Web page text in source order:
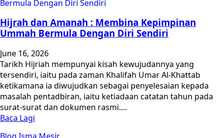
Hijrah dan Amanah : Membina Kepimpinan
Ummah Bermula Dengan Diri Sendiri
June 16, 2026
Tarikh Hijriah mempunyai kisah kewujudannya yang
tersendiri, iaitu pada zaman Khalifah Umar Al-Khattab
ketikamana ia diwujudkan sebagai penyelesaian kepada
masalah pentadbiran, iaitu ketiadaan catatan tahun pada
surat-surat dan dokumen rasmi.…
Baca Lagi